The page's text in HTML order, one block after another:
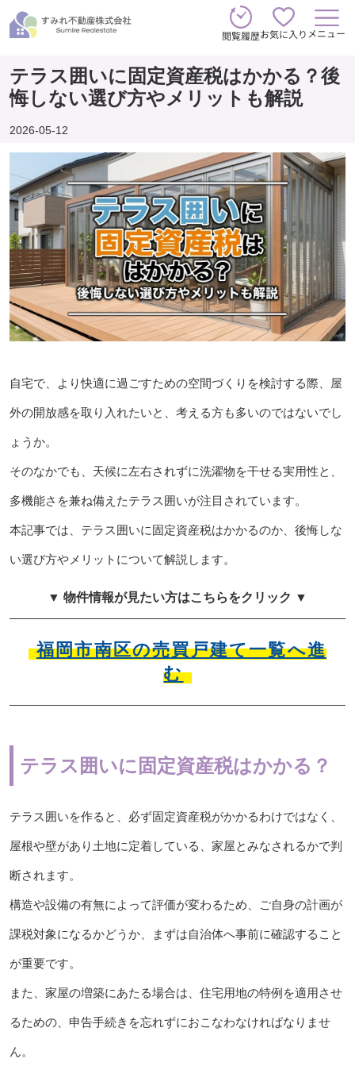
閲覧履歴お気に入り メニュー
テラス囲いに固定資産税はかかる？後
悔しない選び方やメリットも解説
2026-05-12
自宅で、より快適に過ごすための空間づくりを検討する際、屋
外の開放感を取り入れたいと、考える方も多いのではないでし
ょうか。
そのなかでも、天候に左右されずに洗濯物を干せる実用性と、
多機能さを兼ね備えたテラス囲いが注目されています。
本記事では、テラス囲いに固定資産税はかかるのか、後悔しな
い選び方やメリットについて解説します。
▼ 物件情報が見たい方はこちらをクリック ▼
福岡市南区の売買戸建て一覧へ進
む
テラス囲いに固定資産税はかかる？
テラス囲いを作ると、必ず固定資産税がかかるわけではなく、
屋根や壁があり土地に定着している、家屋とみなされるかで判
断されます。
構造や設備の有無によって評価が変わるため、ご自身の計画が
課税対象になるかどうか、まずは自治体へ事前に確認すること
が重要です。
また、家屋の増築にあたる場合は、住宅用地の特例を適用させ
るための、申告手続きを忘れずにおこなわなければなりませ
ん。